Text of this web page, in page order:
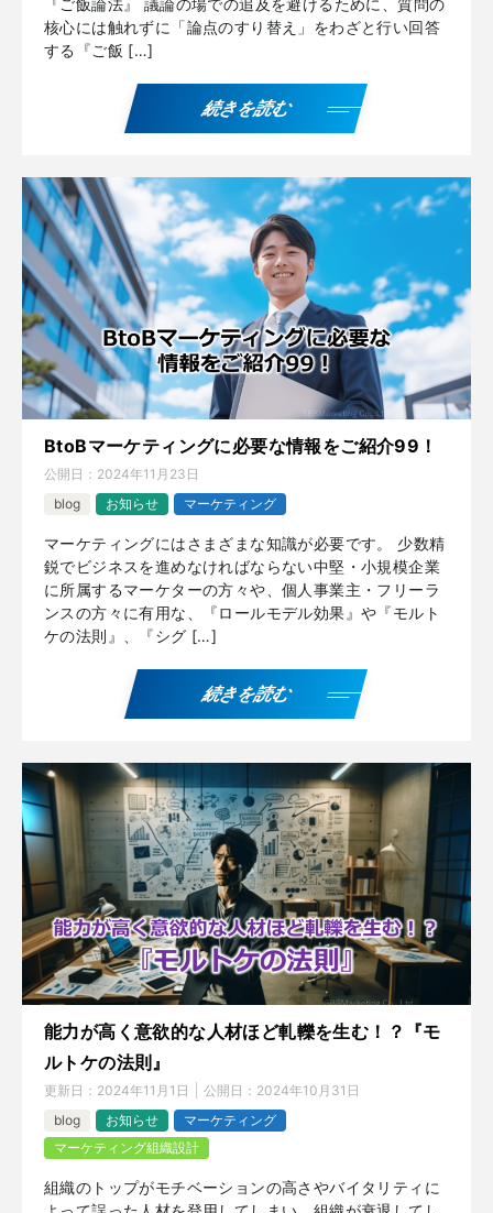
『ご飯論法』 議論の場での追及を避けるために、質問の
核心には触れずに「論点のすり替え」をわざと行い回答
する『ご飯 […]
続きを読む
BtoBマーケティングに必要な情報をご紹介99！
公開日： 2024年11月23日
blog
お知らせ マーケティング
マーケティングにはさまざまな知識が必要です。 少数精
鋭でビジネスを進めなければならない中堅・小規模企業
に所属するマーケターの方々や、個人事業主・フリーラ
ンスの方々に有用な、『ロールモデル効果』や『モルト
ケの法則』、『シグ […]
続きを読む
能力が高く意欲的な人材ほど軋轢を生む！？『モ
ルトケの法則』
更新日： 2024年11月1日 公開日： 2024年10月31日
blog
お知らせ
マーケティング
マーケティング組織設計
組織のトップがモチベーションの高さやバイタリティに